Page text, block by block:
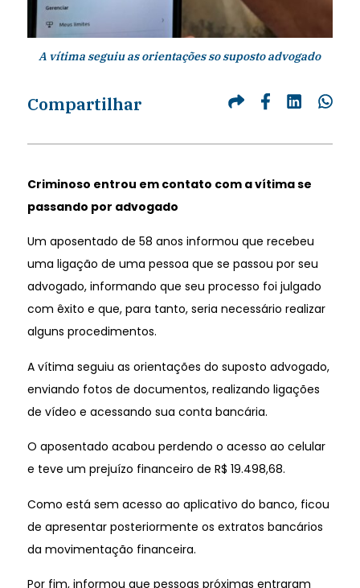
A vítima seguiu as orientações so suposto advogado
Compartilhar
Criminoso entrou em contato com a vítima se
passando por advogado
Um aposentado de 58 anos informou que recebeu
uma ligação de uma pessoa que se passou por seu
advogado, informando que seu processo foi julgado
com êxito e que, para tanto, seria necessário realizar
alguns procedimentos.
A vítima seguiu as orientações do suposto advogado,
enviando fotos de documentos, realizando ligações
de vídeo e acessando sua conta bancária.
O aposentado acabou perdendo o acesso ao celular
e teve um prejuízo financeiro de R$ 19.498,68.
Como está sem acesso ao aplicativo do banco, ficou
de apresentar posteriormente os extratos bancários
da movimentação financeira.
Por fim, informou que pessoas próximas entraram